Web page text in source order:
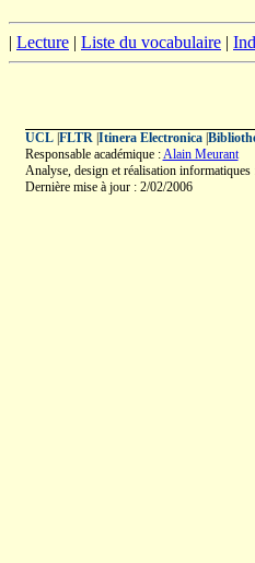
| Lecture | Liste du vocabulaire |
UCL| FLTR| Itinera Electronica|
Responsable académique :Alain Meurant
Analyse, design et réalisation informatiques
Dernière mise à jour : 2/02/2006